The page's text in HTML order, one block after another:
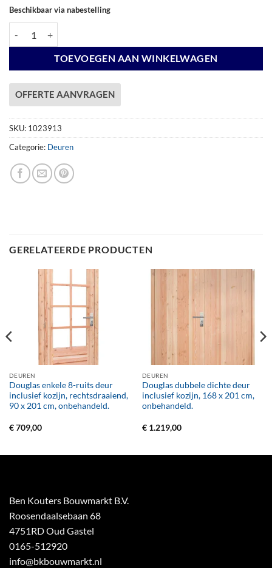
Beschikbaar via nabestelling
TOEVOEGEN AAN WINKELWAGEN
OFFERTE AANVRAGEN
SKU: 1023913
Categorie: Deuren
GERELATEERDE PRODUCTEN
DEUREN
Douglas enkele 8-ruits deur
inclusief kozijn, rechtsdraaiend,
90 x 201 cm, onbehandeld.
€709,00
DEUREN
Douglas dubbele dichte deur
inclusief kozijn, 168 x 201 cm,
onbehandeld.
€1.219,00
Ben Kouters Bouwmarkt B.V.
Roosendaalsebaan 68
4751RD Oud Gastel
0165-512920
info@bkbouwmarkt.nl